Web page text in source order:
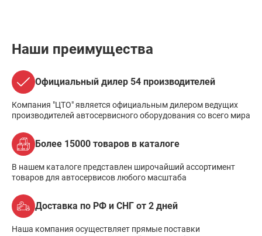
Наши преимущества
Официальный дилер 54 производителей
Компания "ЦТО" является официальным дилером ведущих
производителей автосервисного оборудования со всего мира
Более 15000 товаров в каталоге
В нашем каталоге представлен широчайший ассортимент
товаров для автосервисов любого масштаба
Доставка по РФ и СНГ от 2 дней
Наша компания осуществляет прямые поставки